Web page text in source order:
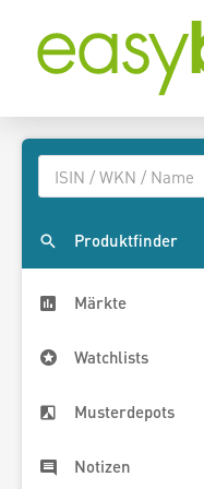
Produktfinder
Märkte
Watchlists
Musterdepots
Notizen